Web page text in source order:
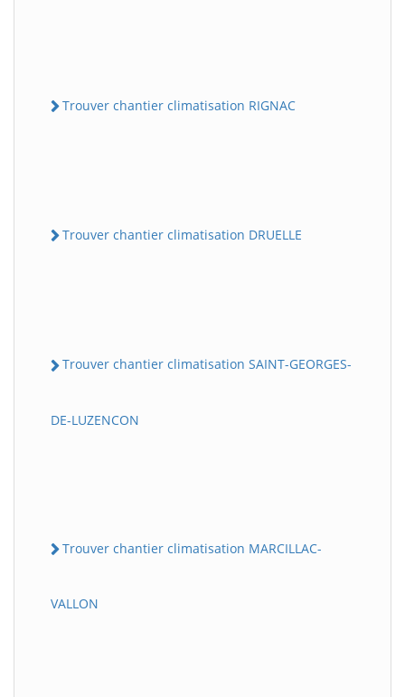
Trouver chantier climatisation RIGNAC
Trouver chantier climatisation DRUELLE
Trouver chantier climatisation SAINT-GEORGES-
DE-LUZENCON
Trouver chantier climatisation MARCILLAC-
VALLON